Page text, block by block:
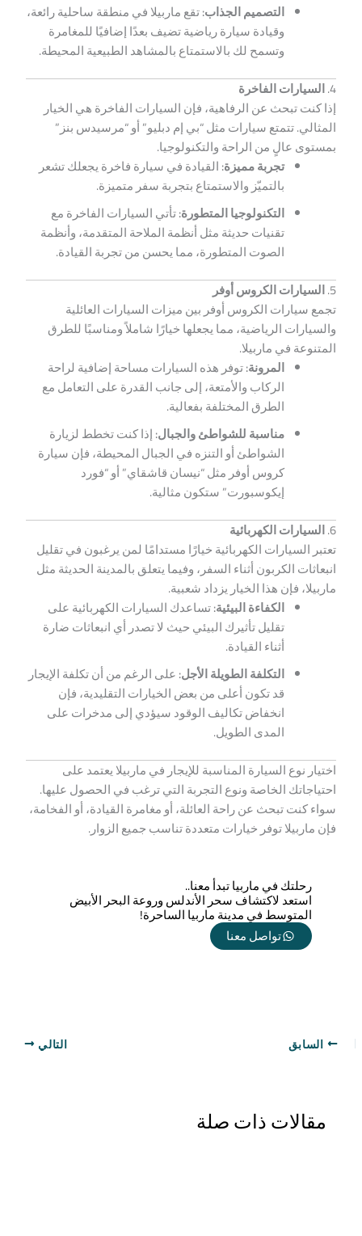
التصميم الجذاب:تقع ماربيلا في منطقة ساحلية رائعة،
وقيادة سيارة رياضية تضيف بعدًا إضافيًا للمغامرة
وتسمح لك بالاستمتاع بالمشاهد الطبيعية المحيطة.
السيارات الفاخرة
إذا كنت تبحث عن الرفاهية، فإن السيارات الفاخرة هي الخيار
المثالي. تتمتع سيارات مثل “بي إم دبليو” أو “مرسيدس بنز”
بمستوى عالٍ من الراحة والتكنولوجيا.
تجربة مميزة:القيادة في سيارة فاخرة يجعلك تشعر
بالتميّز والاستمتاع بتجربة سفر متميزة.
التكنولوجيا المتطورة:تأتي السيارات الفاخرة مع
تقنيات حديثة مثل أنظمة الملاحة المتقدمة، وأنظمة
الصوت المتطورة، مما يحسن من تجربة القيادة.
السيارات الكروس أوفر
تجمع سيارات الكروس أوفر بين ميزات السيارات العائلية
والسيارات الرياضية، مما يجعلها خيارًا شاملاً ومناسبًا للطرق
المتنوعة في ماربيلا.
المرونة:توفر هذه السيارات مساحة إضافية لراحة
الركاب والأمتعة، إلى جانب القدرة على التعامل مع
الطرق المختلفة بفعالية.
مناسبة للشواطئ والجبال:إذا كنت تخطط لزيارة
الشواطئ أو التنزه في الجبال المحيطة، فإن سيارة
كروس أوفر مثل “نيسان قاشقاي” أو “فورد
إيكوسبورت” ستكون مثالية.
السيارات الكهربائية
تعتبر السيارات الكهربائية خيارًا مستدامًا لمن يرغبون في تقليل
انبعاثات الكربون أثناء السفر، وفيما يتعلق بالمدينة الحديثة مثل
ماربيلا، فإن هذا الخيار يزداد شعبية.
الكفاءة البيئية:تساعدك السيارات الكهربائية على
تقليل تأثيرك البيئي حيث لا تصدر أي انبعاثات ضارة
أثناء القيادة.
التكلفة الطويلة الأجل:على الرغم من أن تكلفة الإيجار
قد تكون أعلى من بعض الخيارات التقليدية، فإن
انخفاض تكاليف الوقود سيؤدي إلى مدخرات على
المدى الطويل.
اختيار نوع السيارة المناسبة للإيجار في ماربيلا يعتمد على
احتياجاتك الخاصة ونوع التجربة التي ترغب في الحصول عليها.
سواء كنت تبحث عن راحة العائلة، أو مغامرة القيادة، أو الفخامة،
فإن ماربيلا توفر خيارات متعددة تناسب جميع الزوار.
رحلتك في ماربيا تبدأ معنا..
استعد لاكتشاف سحر الأندلس وروعة البحر الأبيض
المتوسط في مدينة ماربيا الساحرة!
تواصل معنا
السابق التالي
مقالات ذات صلة